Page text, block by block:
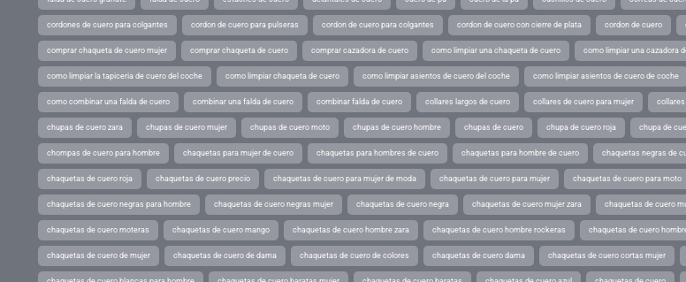
cordones de cuero para colgantes cordon de cuero para pulseras cordon de cuero para colgantes cordon de cuero con cierre de plata cordon de cuero
comprar chaqueta de cuero mujer comprar chaqueta de cuero comprar cazadora de cuero como limpiar una chaqueta de cuero como limpiar una cazadora
como limpiar la tapiceria de cuero del coche como limpiar chaqueta de cuero como limpiar asientos de cuero del coche como limpiar asientos de cuero de coche
como combinar una falda de cuero combinar una falda de cuero combinar falda de cuero collares largos de cuero collares de cuero para mujer collares
chupas de cuero zara chupas de cuero mujer chupas de cuero moto chupas de cuero hombre chupas de cuero chupa de cuero roja chupa de
chompas de cuero para hombre chaquetas para mujer de cuero chaquetas para hombres de cuero chaquetas para hombre de cuero chaquetas negras de
chaquetas de cuero roja chaquetas de cuero precio chaquetas de cuero para mujer de moda chaquetas de cuero para mujer chaquetas de cuero para moto
chaquetas de cuero negras para hombre chaquetas de cuero negras mujer chaquetas de cuero negra chaquetas de cuero mujer zara chaquetas de cuero
chaquetas de cuero moteras chaquetas de cuero mango chaquetas de cuero hombre zara chaquetas de cuero hombre rockeras chaquetas de cuero
chaquetas de cuero de mujer chaquetas de cuero de dama chaquetas de cuero de colores chaquetas de cuero dama chaquetas de cuero cortas mujer